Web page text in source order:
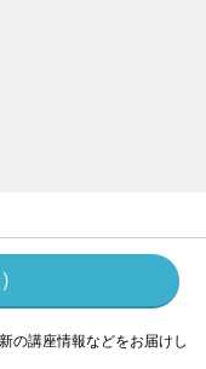
の講座情報などをお届けし